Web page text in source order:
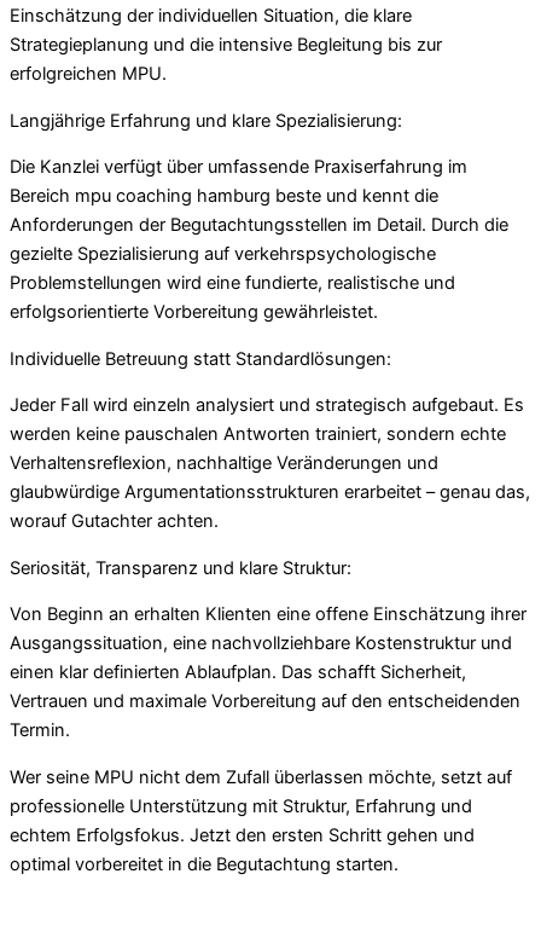
Einschätzung der individuellen Situation, die klare
Strategieplanung und die intensive Begleitung bis zur
erfolgreichen MPU.
Langjährige Erfahrung und klare Spezialisierung:
Die Kanzlei verfügt über umfassende Praxiserfahrung im
Bereich mpu coaching hamburg beste und kennt die
Anforderungen der Begutachtungsstellen im Detail. Durch die
gezielte Spezialisierung auf verkehrspsychologische
Problemstellungen wird eine fundierte, realistische und
erfolgsorientierte Vorbereitung gewährleistet.
Individuelle Betreuung statt Standardlösungen:
Jeder Fall wird einzeln analysiert und strategisch aufgebaut. Es
werden keine pauschalen Antworten trainiert, sondern echte
Verhaltensreflexion, nachhaltige Veränderungen und
glaubwürdige Argumentationsstrukturen erarbeitet – genau das,
worauf Gutachter achten.
Seriosität, Transparenz und klare Struktur:
Von Beginn an erhalten Klienten eine offene Einschätzung ihrer
Ausgangssituation, eine nachvollziehbare Kostenstruktur und
einen klar definierten Ablaufplan. Das schafft Sicherheit,
Vertrauen und maximale Vorbereitung auf den entscheidenden
Termin.
Wer seine MPU nicht dem Zufall überlassen möchte, setzt auf
professionelle Unterstützung mit Struktur, Erfahrung und
echtem Erfolgsfokus. Jetzt den ersten Schritt gehen und
optimal vorbereitet in die Begutachtung starten.